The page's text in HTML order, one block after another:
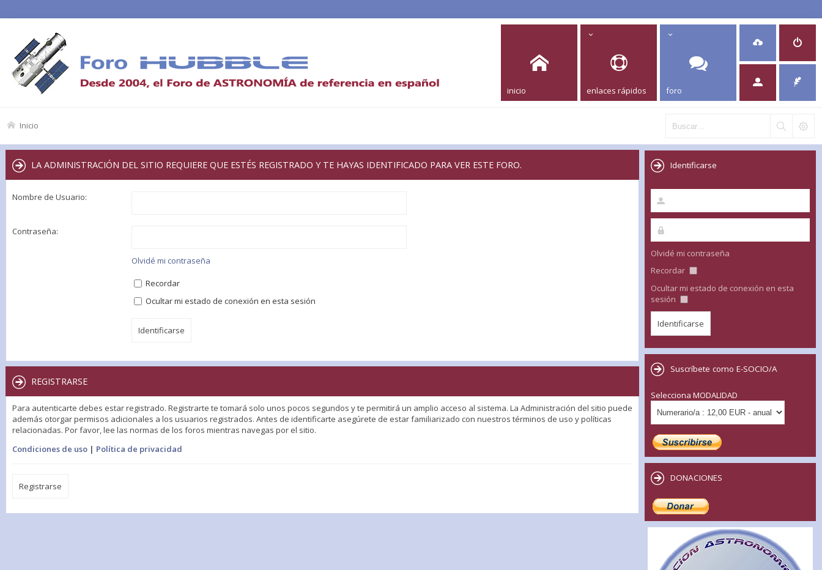
inicio enlaces rápidos foro
Inicio
LA ADMINISTRACIÓN DEL SITIO REQUIERE QUE ESTÉS REGISTRADO Y TE HAYAS IDENTIFICADO PARA VER ESTE FORO.
Nombre de Usuario:
Contraseña:
Olvidé mi contraseña
Recordar
Ocultar mi estado de conexión en esta sesión
REGISTRARSE
Para autenticarte debes estar registrado. Registrarte te tomará solo unos pocos segundos y te permitirá un amplio acceso al sistema. La Administración del sitio puede
además otorgar permisos adicionales a los usuarios registrados. Antes de identificarte asegúrete de estar familiarizado con nuestros términos de uso y políticas
relacionadas. Por favor, lee las normas de los foros mientras navegas por el sitio.
Condiciones de uso | Política de privacidad
Registrarse
Identificarse
Olvidé mi contraseña
Recordar
Ocultar mi estado de conexión en esta
sesión
Suscríbete como E-SOCIO/A
Selecciona MODALIDAD
DONACIONES